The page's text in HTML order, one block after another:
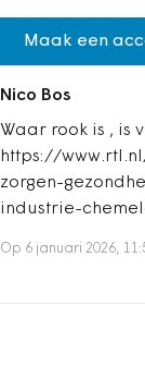
Maak een
Nico Bos
Waar rook is , is
https://
zorgen-
industrie-
Op 6 januari 2026,